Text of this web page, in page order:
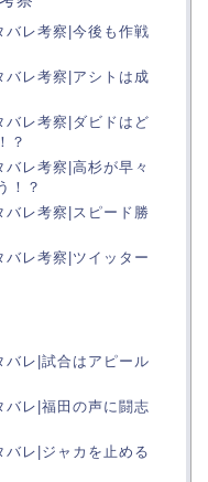
バレ考察|今後も作戦
バレ考察|アシトは成
バレ考察|ダビドはど
？
レ考察|高杉が早々
！？
バレ考察|スピード勝
バレ考察|ツイッター
バレ|試合はアピール
バレ|福田の声に闘志
バレ|ジャカを止める